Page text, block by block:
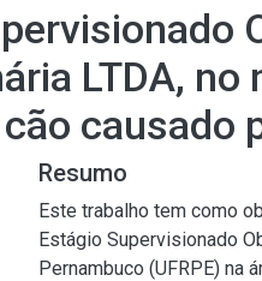
LTDA,
causado
Resumo
Este trabalho tem como
Estágio Supervisionado
Pernambuco (UFRPE) na